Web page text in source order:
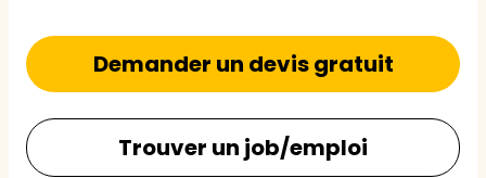
Demander un devis gratuit
Trouver un job/emploi